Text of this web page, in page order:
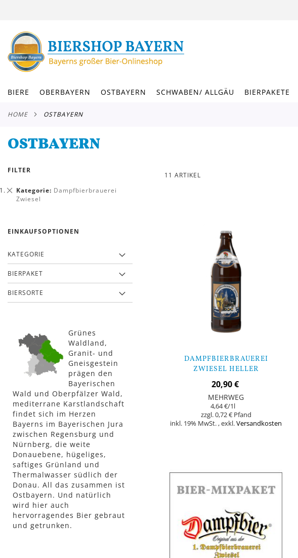
INHALT
BIERE OBERBAYERN OSTBAYERN SCHWABEN/ ALLGÄU BIERPAKETE
HOME OSTBAYERN
OSTBAYERN
11 ARTIKEL
DAMPFBIERBRAUEREI
ZWIESEL HELLER
WEIHNACHTSBOCK - 9
FLASCHEN
20,90 €
MEHRWEG
4,64 €/1l
0,72 €
inkl. 19% MwSt.,exkl.Versandkosten
FILTER
Kategorie Dampfbierbrauerei
Zwiesel
Dies
entfernen
EINKAUFSOPTIONEN
KATEGORIE
BIERPAKET
BIERSORTE
Grünes
Waldland,
Granit- und
Gneisgestein
prägen den
Bayerischen
Wald und Oberpfälzer Wald,
mediterrane Karstlandschaft
findet sich im Herzen
Bayerns im Bayerischen Jura
zwischen Regensburg und
Nürnberg, die weite
Donauebene, hügeliges,
saftiges Grünland und
Thermalwasser südlich der
Donau. All das zusammen ist
Ostbayern. Und natürlich
wird hier auch
hervorragendes Bier gebraut
und getrunken.